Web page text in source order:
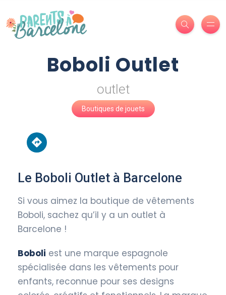
Boboli Outlet
outlet
Boutiques de jouets
Le Boboli Outlet à Barcelone
Si vous aimez la boutique de vêtements
Boboli, sachez qu’il y a un outlet à
Barcelone !
Boboli est une marque espagnole
spécialisée dans les vêtements pour
enfants, reconnue pour ses designs